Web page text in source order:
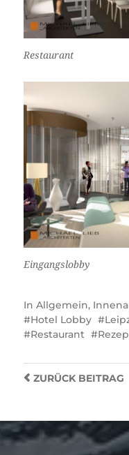
Restaurant
Eingangslobby
In Allgemein,
Hotel Lobby
Restaurant
ZURÜCKBEITRAG